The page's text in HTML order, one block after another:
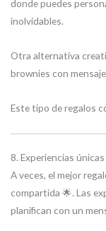
donde puedes
inolvidables.
Otra alternativa
brownies con
Este tipo de regalos
8. Experiencias
A veces, el mejor
compartida 🌟. Las
planifican con un